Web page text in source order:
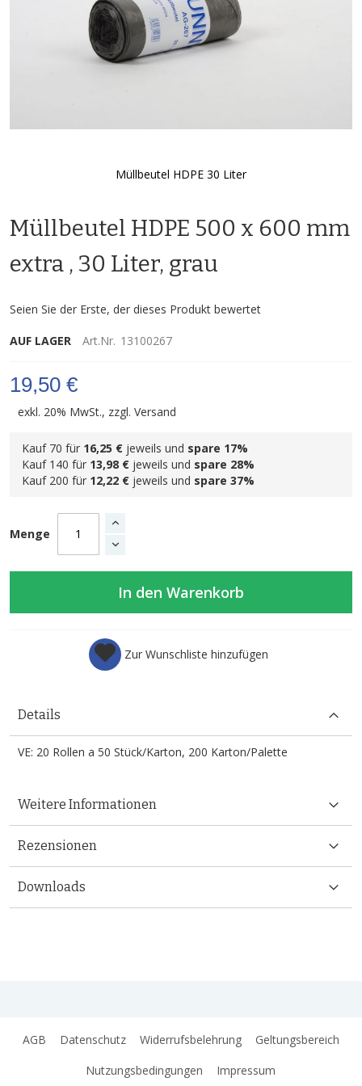
Müllbeutel HDPE 30 Liter
der
springen
Müllbeutel HDPE 500 x 600 mm
extra , 30 Liter, grau
Seien Sie der Erste, der dieses Produkt bewertet
AUF LAGER Art.Nr. 13100267
19,50 €
exkl. 20% MwSt., zzgl. Versand
Kauf 70 für 16,25 € jeweils und spare 17%
Kauf 140 für 13,98 € jeweils und spare 28%
Kauf 200 für 12,22 € jeweils und spare 37%
Menge
In den Warenkorb
Zur Wunschliste hinzufügen
Details
VE: 20 Rollen a 50 Stück/Karton, 200 Karton/Palette
Weitere Informationen
Rezensionen
Downloads
AGB Datenschutz Widerrufsbelehrung
Geltungsbereich
Nutzungsbedingungen
Impressum